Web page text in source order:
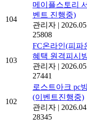
104
메이플스토리
벤트 진행중)
관리자 |
25808
103
FC온라인(피파
혜택 원격피시
관리자 |
27441
102
로스트아크 pc
(이벤트진행중)
관리자 |
28345